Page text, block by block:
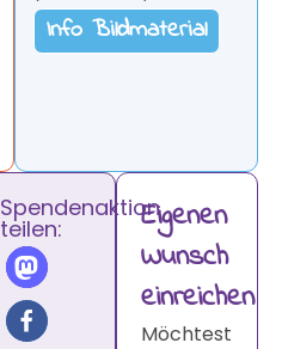
Info Bildmaterial
Spendenaktion
teilen:
Eigenen
Wunsch
einreichen
Möchtest